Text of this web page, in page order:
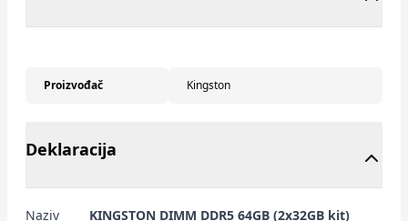
Proizvođač Kingston
Deklaracija
Naziv
KINGSTON DIMM DDR5 64GB (2x32GB kit)